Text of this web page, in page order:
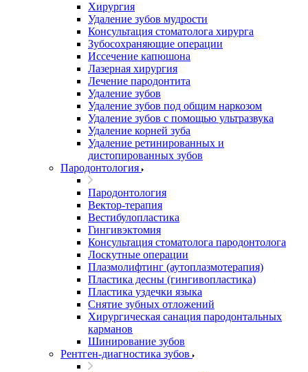
Хирургия
Удаление зубов мудрости
Консультация стоматолога хирурга
Зубосохраняющие операции
Иссечение капюшона
Лазерная хирургия
Лечение пародонтита
Удаление зубов
Удаление зубов под общим наркозом
Удаление зубов с помощью ультразвука
Удаление корней зуба
Удаление ретинированных и
дистопированных зубов
Пародонтология
Пародонтология
Вектор-терапия
Вестибулопластика
Гингивэктомия
Консультация стоматолога пародонтолога
Лоскутные операции
Плазмолифтинг (аутоплазмотерапия)
Пластика десны (гингивопластика)
Пластика уздечки языка
Снятие зубных отложений
Хирургическая санация пародонтальных
карманов
Шинирование зубов
Рентген-диагностика зубов